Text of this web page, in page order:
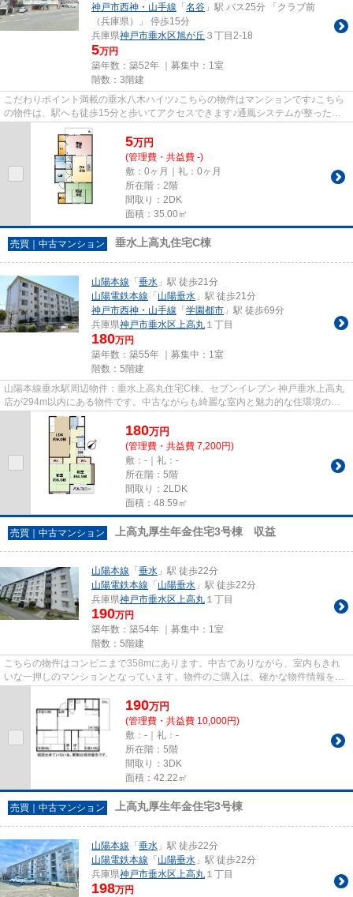
神戸市西神・山手線 「 名谷 」駅 バス25分 「クラブ前
（兵庫県）」 停歩15分
兵庫県神戸市垂水区旭が丘 ３丁目2-18
5万円
築年数：築52年 ｜募集中： 1室
階数：3階建
こだわりポイント満載の垂水八木ハイツ♪こちらの物件はマンションです♪こちら
の物件は、駅へも徒歩15分と歩いてアクセスできます♪通風システムが整った換
気がしやすい物件です♪神戸市...
5万円
(管理費・共益費 -)
敷：0ヶ月｜礼：0ヶ月
所在階：2階
間取り：2DK
面積：35.00㎡
売買｜中古マンション 垂水上高丸住宅C棟
山陽本線 「 垂水 」駅 徒歩21分
山陽電鉄本線 「 山陽垂水 」駅 徒歩21分
神戸市西神・山手線 「 学園都市 」駅 徒歩69分
兵庫県神戸市垂水区上高丸 １丁目
180万円
築年数：築55年 ｜募集中： 1室
階数：5階建
山陽本線垂水駅周辺物件：垂水上高丸住宅C棟。セブンイレブン 神戸垂水上高丸
店が294m以内にある物件です。中古ながらも綺麗な室内と魅力的な住環境のマ
ンションです。不動産情報のこ...
180万円
(管理費・共益費 7,200円)
敷：-｜礼：-
所在階：5階
間取り：2LDK
面積：48.59㎡
売買｜中古マンション 上高丸厚生年金住宅3号棟 収益
山陽本線 「 垂水 」駅 徒歩22分
山陽電鉄本線 「 山陽垂水 」駅 徒歩22分
兵庫県神戸市垂水区上高丸 １丁目
190万円
築年数：築54年 ｜募集中： 1室
階数：5階建
こちらの物件はコンビニまで358mにあります。中古でありながら、室内もきれ
いな一押しのマンションとなっています。物件のご購入は、確かな物件情報をご
190万円
(管理費・共益費 10,000円)
敷：-｜礼：-
所在階：5階
間取り：3DK
面積：42.22㎡
売買｜中古マンション 上高丸厚生年金住宅3号棟
山陽本線 「 垂水 」駅 徒歩22分
山陽電鉄本線 「 山陽垂水 」駅 徒歩22分
兵庫県神戸市垂水区上高丸 １丁目
198万円